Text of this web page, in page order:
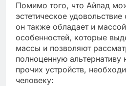
Помимо того, что Айпад
эстетическое
он также обладает и
особенностей, которые
массы и позволяют
полноценную альтернативу
прочих устройств,
человеку: